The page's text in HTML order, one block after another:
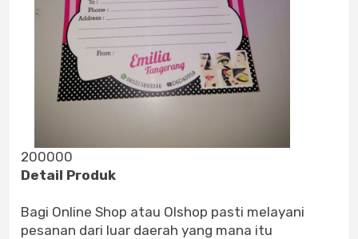
200000
Detail Produk
Bagi Online Shop atau Olshop pasti melayani
pesanan dari luar daerah yang mana itu